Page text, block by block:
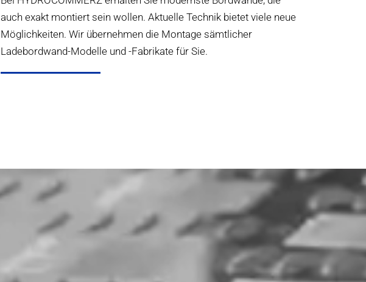
auch exakt montiert sein wollen. Aktuelle Technik bietet viele neue
Möglichkeiten. Wir übernehmen die Montage sämtlicher
Ladebordwand-Modelle und -Fabrikate für Sie.